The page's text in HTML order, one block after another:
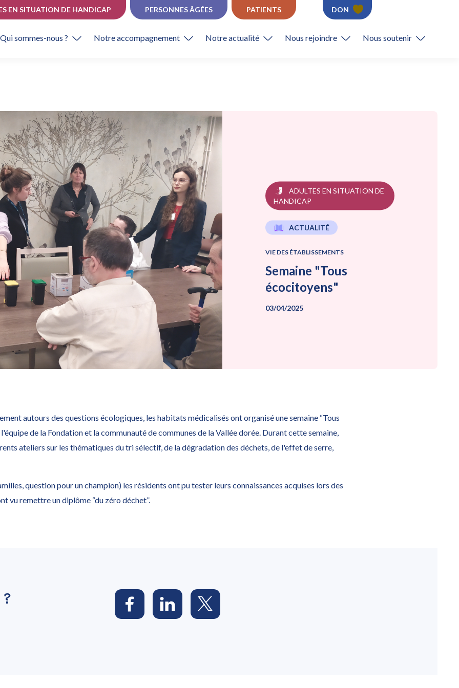
EN SITUATION DE HANDICAP PERSONNES ÂGÉES PATIENTS DON
Qui sommes-nous ? Notre accompagnement Notre actualité Nous rejoindre Nous soutenir
Semaine "Tous écocitoyens"
ADULTES EN SITUATION DE
HANDICAP
ACTUALITÉ
VIE DES ÉTABLISSEMENTS
Semaine "Tous
écocitoyens"
03/04/2025
autours des questions écologiques, les habitats médicalisés ont organisé une semaine “Tous
de la Fondation et la communauté de communes de la Vallée dorée. Durant cette semaine,
ateliers sur les thématiques du tri sélectif, de la dégradation des déchets, de l'effet de serre,
question pour un champion) les résidents ont pu tester leurs connaissances acquises lors des
vu remettre un diplôme “du zéro déchet”.